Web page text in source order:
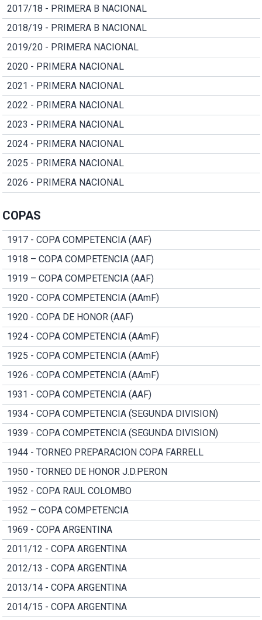
2017/18 - PRIMERA B NACIONAL
2018/19 - PRIMERA B NACIONAL
2019/20 - PRIMERA NACIONAL
2020 - PRIMERA NACIONAL
2021 - PRIMERA NACIONAL
2022 - PRIMERA NACIONAL
2023 - PRIMERA NACIONAL
2024 - PRIMERA NACIONAL
2025 - PRIMERA NACIONAL
2026 - PRIMERA NACIONAL
COPAS
1917 - COPA COMPETENCIA (AAF)
1918 – COPA COMPETENCIA (AAF)
1919 – COPA COMPETENCIA (AAF)
1920 - COPA COMPETENCIA (AAmF)
1920 - COPA DE HONOR (AAF)
1924 - COPA COMPETENCIA (AAmF)
1925 - COPA COMPETENCIA (AAmF)
1926 - COPA COMPETENCIA (AAmF)
1931 - COPA COMPETENCIA (AAF)
1934 - COPA COMPETENCIA (SEGUNDA DIVISION)
1939 - COPA COMPETENCIA (SEGUNDA DIVISION)
1944 - TORNEO PREPARACION COPA FARRELL
1950 - TORNEO DE HONOR J.D.PERON
1952 - COPA RAUL COLOMBO
1952 – COPA COMPETENCIA
1969 - COPA ARGENTINA
2011/12 - COPA ARGENTINA
2012/13 - COPA ARGENTINA
2013/14 - COPA ARGENTINA
2014/15 - COPA ARGENTINA